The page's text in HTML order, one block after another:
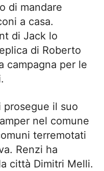
di mandare
a casa.
di Jack lo
di Roberto
campagna per le
prosegue il suo
nel comune
terremotati
Renzi ha
città Dimitri Melli.